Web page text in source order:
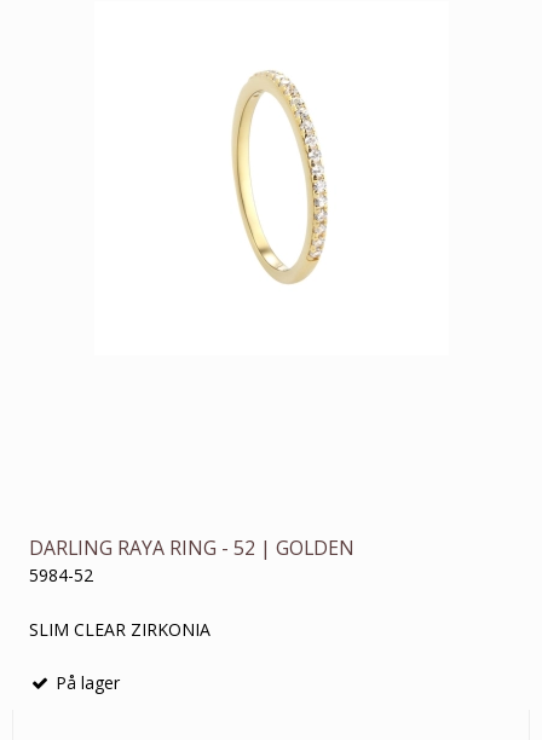
DARLING RAYA RING - 52 | GOLDEN
5984-52
SLIM CLEAR ZIRKONIA
På lager